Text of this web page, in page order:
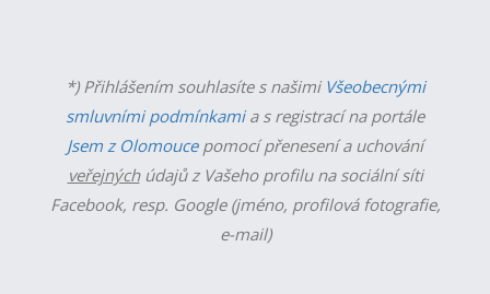
*) Přihlášením souhlasíte s našimi Všeobecnými
smluvními podmínkamia s registrací na portále
Jsem z Olomoucepomocí přenesení a uchování
veřejnýchúdajů z Vašeho profilu na sociální síti
Facebook, resp. Google (jméno, profilová fotografie,
e-mail)